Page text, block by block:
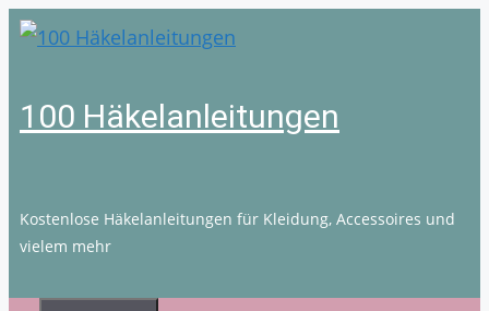
Zum
100 Häkelanleitungen
Kostenlose Häkelanleitungen für Kleidung, Accessoires und
vielem mehr